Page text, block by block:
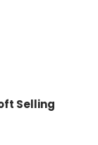
Selling